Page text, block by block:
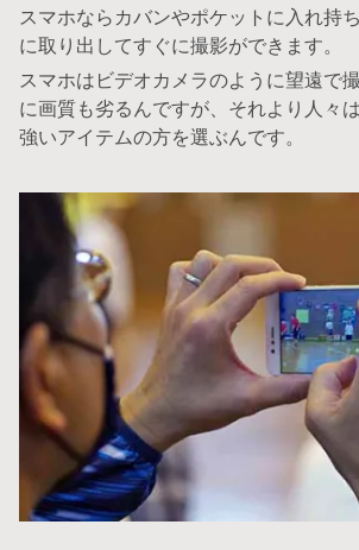
スマホならカバンやポケットに入れ持
に取り出してすぐに撮影ができます。
スマホはビデオカメラのように望遠で
に画質も劣るんですが、それより人々
強いアイテムの方を選ぶんです。